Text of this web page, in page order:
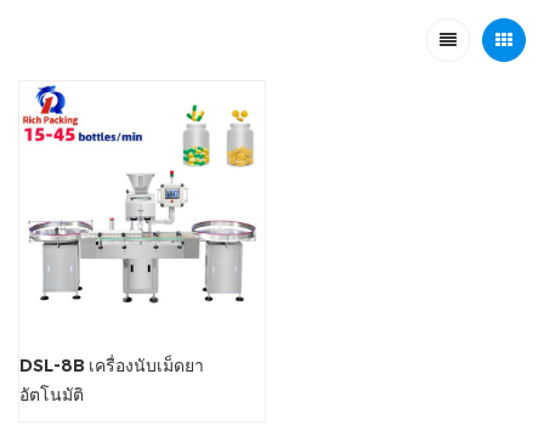
DSL-8B เครื่องนับเม็ดยา
อัตโนมัติ